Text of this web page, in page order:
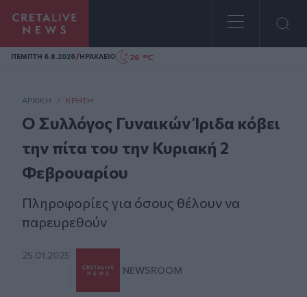
Homepage
ΠΕΜΠΤΗ 6.8.2026/ΗΡΑΚΛΕΙΟ 26 °C
ΑΡΧΙΚΗ / ΚΡΉΤΗ
Ο Συλλόγος Γυναικών Ίριδα κόβει
την πίτα του την Κυριακή 2
Φεβρουαρίου
Πληροφορίες για όσους θέλουν να
παρευρεθούν
25.01.2025
NEWSROOM